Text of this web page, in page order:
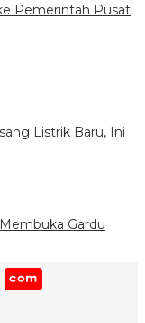
Pemerintah Pusat
Listrik Baru, Ini
Gardu